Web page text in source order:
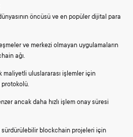
öncüsü ve en popüler dijital para
ve merkezi olmayan uygulamaların
ağı.
maliyetli uluslararası işlemler için
ancak daha hızlı işlem onay süresi
sürdürülebilir blockchain projeleri için